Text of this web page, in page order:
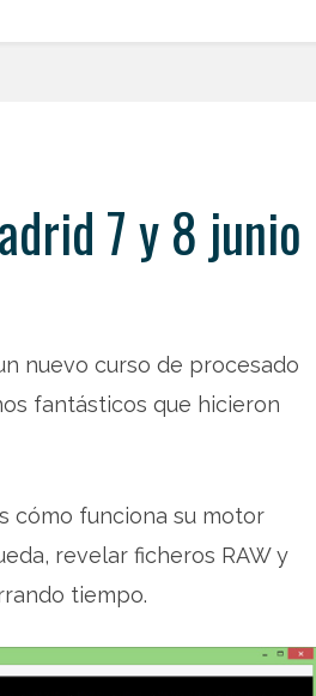
7 y 8 junio
nuevo curso de procesado
fantásticos que hicieron
cómo funciona su motor
revelar ficheros RAW y
tiempo.